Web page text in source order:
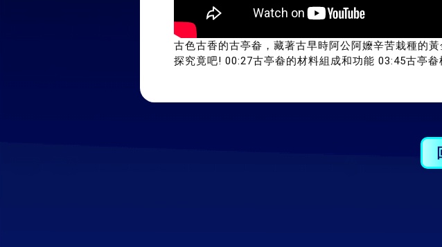
古色古香的古亭畚，藏著古早時阿公阿嬤辛苦栽種的
探究竟吧! 00:27古亭畚的材料組成和功能 03:45古亭畚